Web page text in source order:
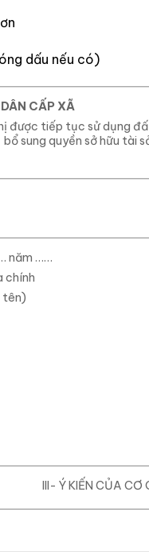
dấu nếu có)
BAN NHÂN
được tiếp tục sử dụng
bổ sung quyền sở hữu tài
năm ……
chính
tên)
III- Ý KIẾN CỦA